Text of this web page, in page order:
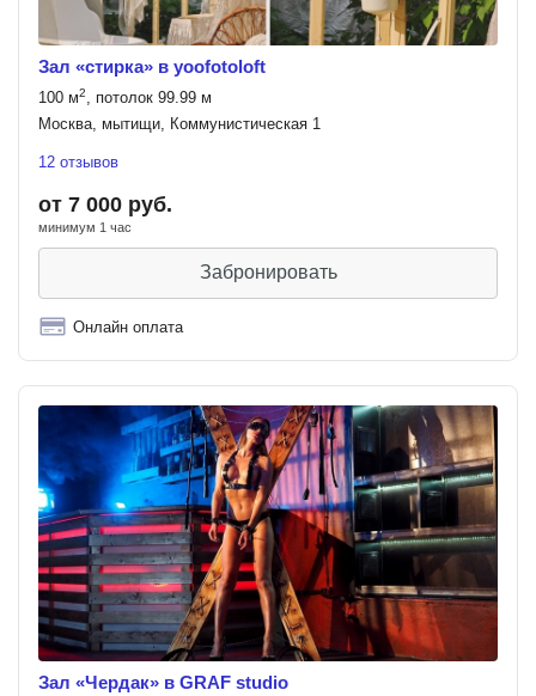
Зал «стирка» в yoofotoloft
100 м2, потолок 99.99 м
Москва, мытищи, Коммунистическая 1
12 отзывов
от 7 000 руб.
минимум 1 час
Забронировать
Онлайн оплата
Зал «Чердак» в GRAF studio